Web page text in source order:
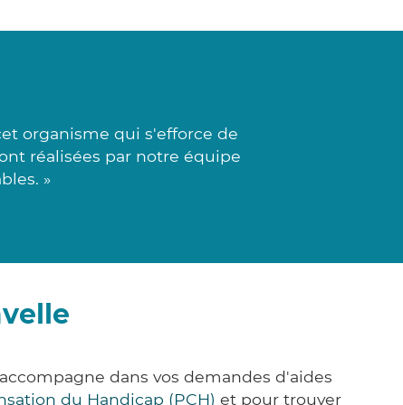
organisme qui s'efforce de
réalisées par notre équipe
»
dans vos demandes d'aides
du Handicap (PCH) et pour trouver